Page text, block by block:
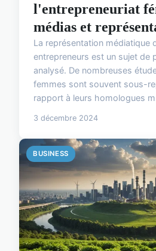
l'entrepreneuriat
médias et
La représentation médiatique
entrepreneurs est un sujet de
analysé. De nombreuses
femmes sont souvent sous-
rapport à leurs homologues
3 décembre 2024
BUSINESS